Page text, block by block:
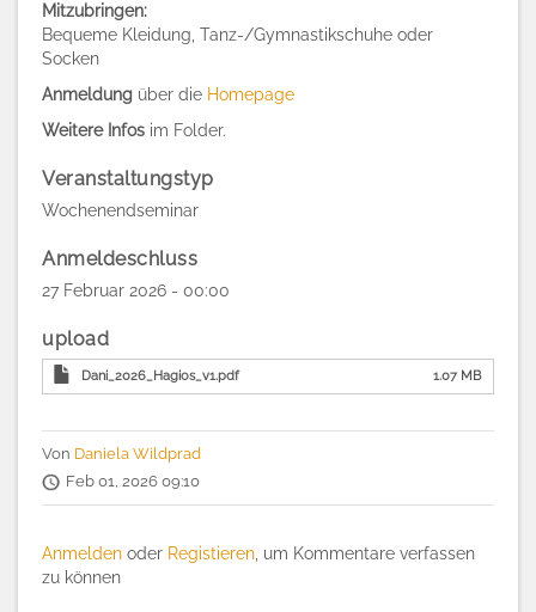
Mitzubringen:
Bequeme Kleidung, Tanz-/Gymnastikschuhe oder
Socken
Anmeldung über die Homepage
Weitere Infos im Folder.
Veranstaltungstyp
Wochenendseminar
Anmeldeschluss
27 Februar 2026 - 00:00
upload
Dani_2026_Hagios_v1.pdf 1.07 MB
Von Daniela Wildprad
Feb 01, 2026 09:10
Anmelden oder Registieren , um Kommentare verfassen
zu können